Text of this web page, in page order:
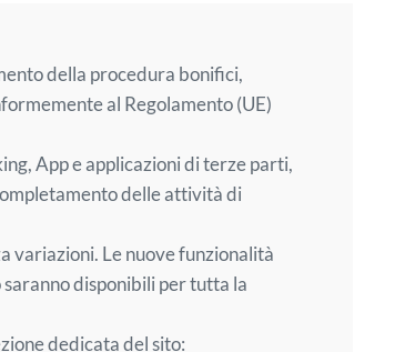
della procedura bonifici,
al Regolamento (UE)
App e applicazioni di terze parti,
delle attività di
variazioni. Le nuove funzionalità
disponibili per tutta la
dedicata del sito: